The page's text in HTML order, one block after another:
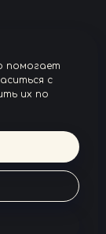
проезд д.3
помогает
с
их по